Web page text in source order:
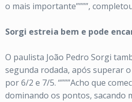
o mais importante””””,
Sorgi estreia bem e pode
O paulista João Pedro Sorgi
segunda rodada, após superar
por 6/2 e 7/5. “”””Acho que
dominando os pontos, sacando